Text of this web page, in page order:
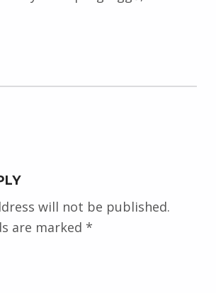
will not be published.
are marked *